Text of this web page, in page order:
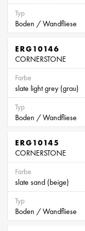
Typ
Boden / Wandfliese
ERG10146
CORNERSTONE
Farbe
slate light grey (grau)
Typ
Boden / Wandfliese
ERG10145
CORNERSTONE
Farbe
slate sand (beige)
Typ
Boden / Wandfliese